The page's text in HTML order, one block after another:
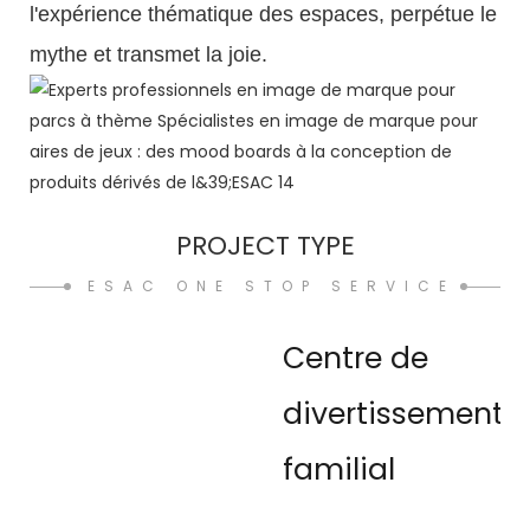
l'expérience thématique des espaces, perpétue le
mythe et transmet la joie.
PROJECT TYPE
ESAC ONE STOP SERVICE
Centre de
divertissement
familial